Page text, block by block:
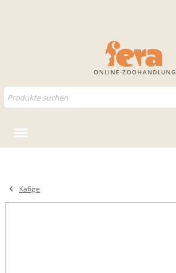
ONLINE-ZOOHANDLUNG
Käfige